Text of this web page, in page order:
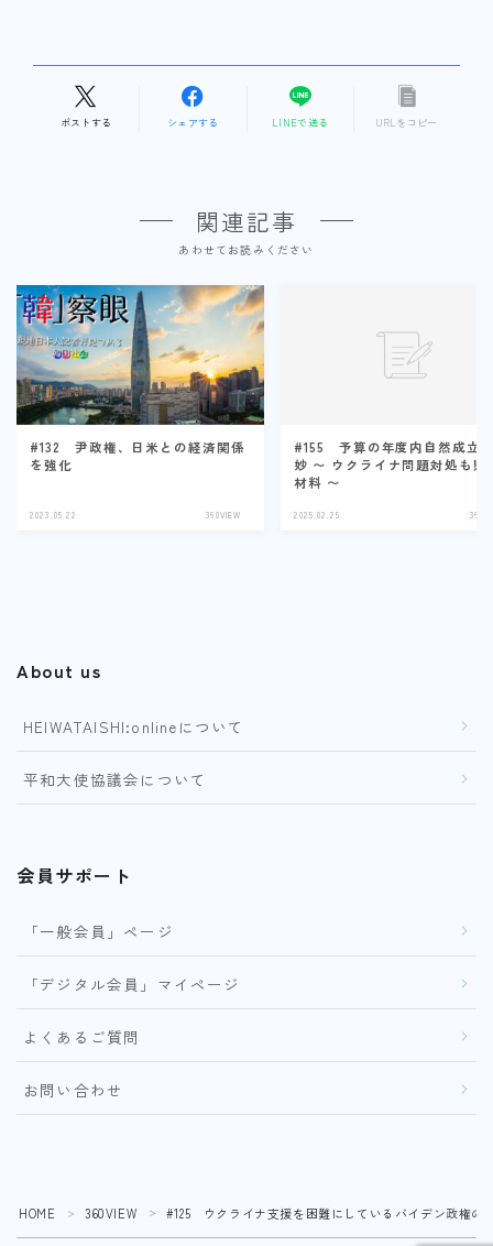
ポストする シェアする LINEで送る URLをコピー
関連記事
あわせてお読みください
#132 尹政権、日米との経済関係
を強化
2023.05.22 360VIEW
#155 予算の年度内自然成立
妙 〜 ウクライナ問題対処も懸
材料 〜
2025.02.25
About us
HEIWATAISHI:onlineについて
平和大使協議会について
会員サポート
「一般会員」ページ
「デジタル会員」マイページ
よくあるご質問
お問い合わせ
HOME ＞ 360VIEW ＞ #125 ウクライナ支援を困難にしているバイデン政権の